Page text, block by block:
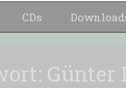
CDs
Günter